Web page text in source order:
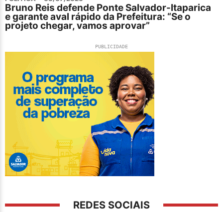
Bruno Reis defende Ponte Salvador-Itaparica
e garante aval rápido da Prefeitura: “Se o
projeto chegar, vamos aprovar”
PUBLICIDADE
REDES SOCIAIS